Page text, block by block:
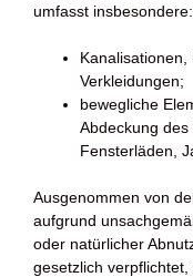
umfasst insbesondere:
Kanalisationen,
Verkleidungen;
bewegliche
Abdeckung
Fensterläden,
Ausgenommen von
aufgrund
oder natürlicher
gesetzlich